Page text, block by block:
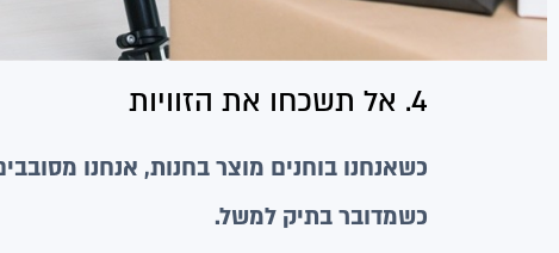
4. אל תשכחו את הזוויות
כשאנחנו בוחנים מוצר בחנות, אנחנו
כשמדובר בתיק למשל.